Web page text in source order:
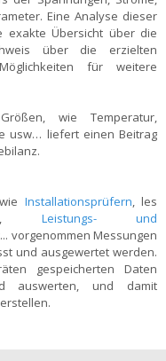
Eine Analyse dieser
exakte Übersicht über die
über die erzielten
für weitere
wie Temperatur,
usw… liefert einen Beitrag
Installationsprüfern, les
, Leistungs- und
vorgenommen Messungen
und ausgewertet werden.
gespeicherten Daten
auswerten, und damit